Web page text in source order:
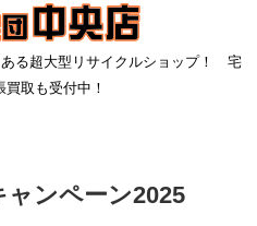
る超大型リサイクルショップ！ 宅
取も受付中！
ンペーン2025